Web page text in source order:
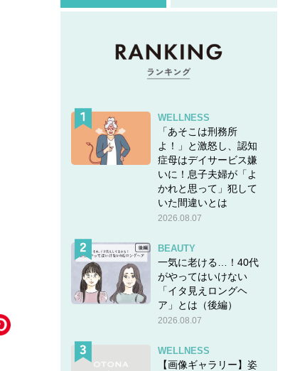
WELLNESS
「あそこは刑務所
よ！」と激怒し、認知
症母はデイサービス嫌
いに！息子夫婦が「よ
かれと思って」犯して
いた間違いとは
2026.08.07
BEAUTY
一気に老ける…！40代
がやってはいけない
「イタ見えロングヘ
ア」とは（後編）
2026.08.07
WELLNESS
【画像ギャラリー】姿